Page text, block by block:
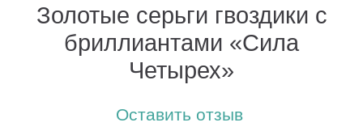
Золотые серьги гвоздики с
бриллиантами «Сила
Четырех»
Оставить отзыв